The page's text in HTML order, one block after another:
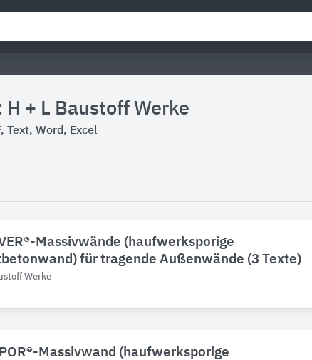
+ L Baustoff Werke
Text, Word, Excel
Massivwände (haufwerksporige
für tragende Außenwände (3 Texte)
Werke
Massivwand (haufwerksporige